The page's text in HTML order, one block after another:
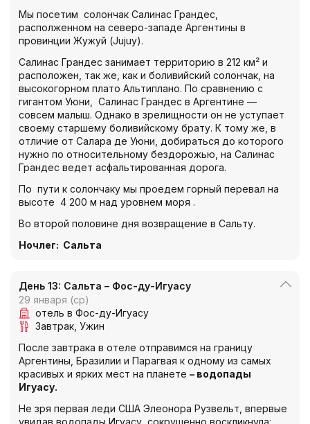
Мы посетим солончак Салинас Грандес,
располженном на северо-западе Аргентины в
провинции Жужуй (Jujuy).
Салинас Грандес занимает территорию в 212 км² и
расположен, так же, как и боливийский солончак, на
высокогорном плато Альтиплано. По сравнению с
гигантом Уюни, Салинас Грандес в Аргентине —
совсем малыш. Однако в зрелищности он не уступает
своему старшему боливийскому брату. К тому же, в
отличие от Салара де Уюни, добираться до которого
нужно по относительному бездорожью, на Салинас
Грандес ведет асфальтированная дорога.
По пути к солончаку мы проедем горный перевал на
высоте 4 200 м над уровнем моря .
Во второй половине дня возвращение в Сальту.
Ночлег: Сальта
День 13: Сальта – Фос-ду-Игуасу
29 января (ср)
отель в Фос-ду-Игуасу
Завтрак Ужин
После завтрака в отеле отправимся на границу
Аргентины, Бразилии и Парагвая к одному из самых
красивых и ярких мест на планете – водопады
Игуасу.
Не зря первая леди США Элеонора Рузвельт, впервые